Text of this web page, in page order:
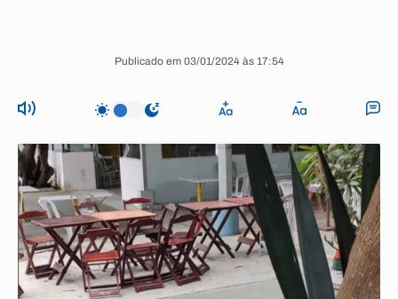
Publicado em 03/01/2024 às 17:54